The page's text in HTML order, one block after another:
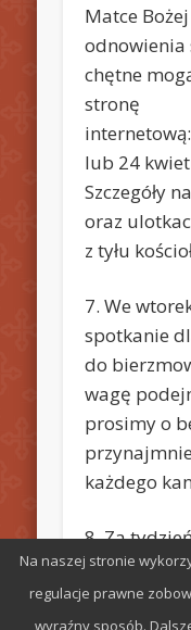
Matce
odnowienia
chętne
stronę
lub 24
Szczegóły
oraz
z tyłu
7. We
spotkanie
do
wagę
prosimy o
każdego
8. Za
budowlana
Na naszej stronie
regulacje prawne
wyraźny sposób.